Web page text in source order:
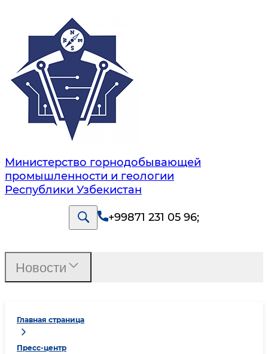
Министерство горнодобывающей
промышленности и геологии
Республики Узбекистан
+99871 231 05 96;
Главная страница
Пресс-центр
Новости